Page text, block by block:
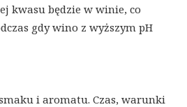
kwasu będzie w winie, co
gdy wino z wyższym pH
i aromatu. Czas, warunki